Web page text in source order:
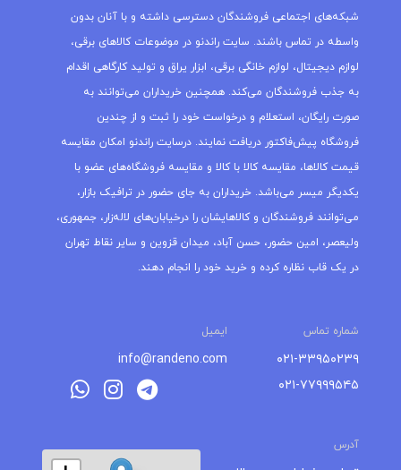
شبکه‌های اجتماعی فروشندگان دسترسی داشته و با آنان بدون
واسطه در تماس باشند. سایت راندنو در موضوعات کالاهای برقی،
لوازم دیجیتال، لوازم خانگی برقی، ابزار یراق و تولید کارگاهی اقدام
به جذب فروشندگان می‌کند. همچنین خریداران می‌توانند به
صورت رایگان، استعلام و درخواست خود را ثبت و از چندین
فروشگاه پیش‌فاکتور دریافت نمایند. درسایت راندنو امکان مقایسه
قیمت کالاها، مقایسه کالا با کالا و مقایسه فروشگاه‌های عضو با
یکدیگر میسر می‌باشد. خریداران به جای حضور در ترافیک بازار،
می‌توانند فروشندگان و کالاهایشان را درخیابان‌های لاله‌زار، جمهوری،
ولیعصر، امین حضور، حسن آباد، میدان قزوین و سایر نقاط تهران
در یک قاب نظاره کرده و خرید خود را انجام دهند.
شماره تماس ایمیل
۰۲۱-۳۳۹۵۰۲۳۹
۰۲۱-۷۷۹۹۹۵۴۵
info@randeno.com
آدرس